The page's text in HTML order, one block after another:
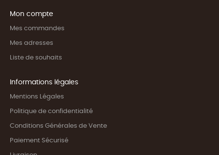
Mon compte
Mes commandes
Mes adresses
Liste de souhaits
Informations légales
Mentions Légales
Politique de confidentialité
Conditions Générales de Vente
Paiement Sécurisé